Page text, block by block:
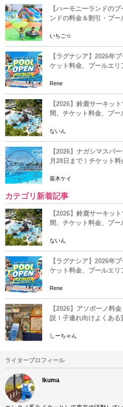
【ハーモニーランドの
ンドの料金＆割引・プー
いちご☆
【ラグナシア】2026年
ケット料金、プールエリ
Rene
【2026】鈴鹿サーキッ
間、チケット料金、プ
ないん
【2026】ナガシマスパ
月28日まで！チケット
葵木ケイ
カテゴリ新着記事
【2026】鈴鹿サーキッ
間、チケット料金、プ
ないん
【ラグナシア】2026年
ケット料金、プールエリ
Rene
【2026】アソボーノ料
説！子連れ向けよくある
しーちゃん
ライタープロフィール
Ikuma